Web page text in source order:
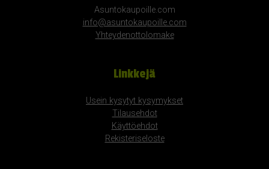
Asuntokaupoille.com
info@asuntokaupoille.com
Yhteydenottolomake
Linkkejä
Usein kysytyt kysymykset
Tilausehdot
Käyttöehdot
Rekisteriseloste